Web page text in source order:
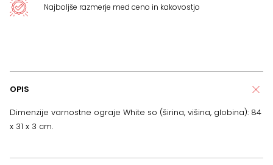
Najboljše razmerje med ceno in kakovostjo
OPIS
Dimenzije varnostne ograje White so (širina, višina, globina): 84
x 31 x 3 cm.